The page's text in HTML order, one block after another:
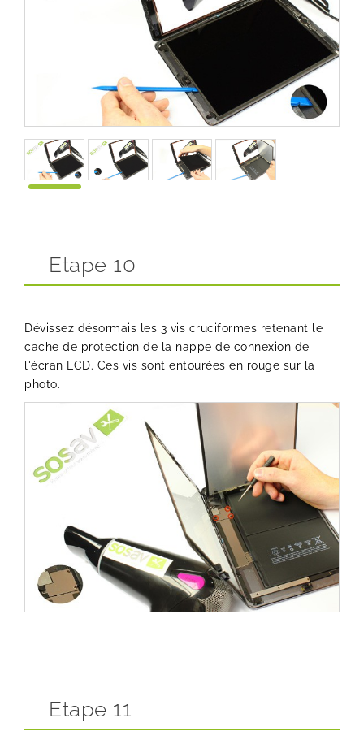
Etape 10
Dévissez désormais les 3 vis cruciformes retenant le
cache de protection de la nappe de connexion de
l'écran LCD. Ces vis sont entourées en rouge sur la
photo.
Etape 11